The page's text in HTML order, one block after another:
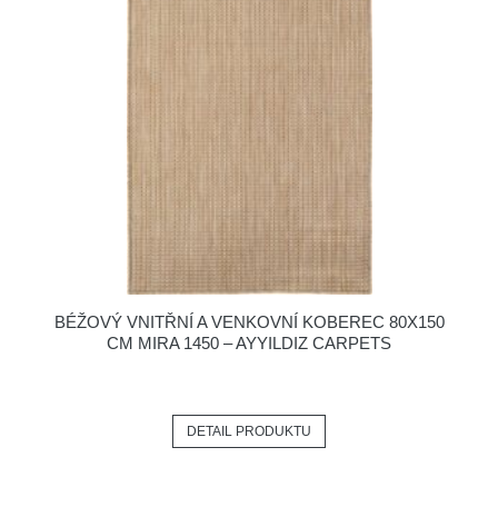
BÉŽOVÝ VNITŘNÍ A VENKOVNÍ KOBEREC 80X150
CM MIRA 1450 – AYYILDIZ CARPETS
DETAIL PRODUKTU